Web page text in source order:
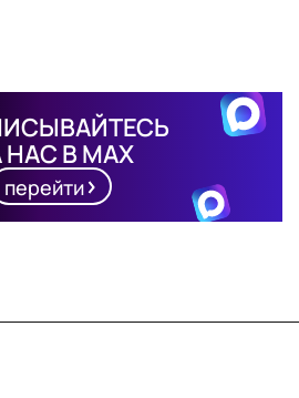
В MAX
перейти